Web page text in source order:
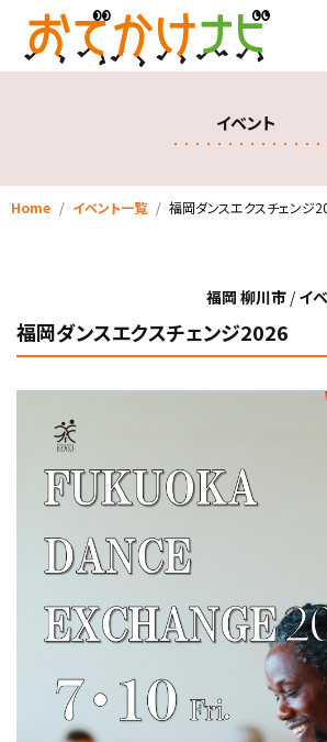
イベント
Home イベント一覧 福岡ダンスエクスチェンジ
福岡 柳川市 /イ
福岡ダンスエクスチェンジ2026